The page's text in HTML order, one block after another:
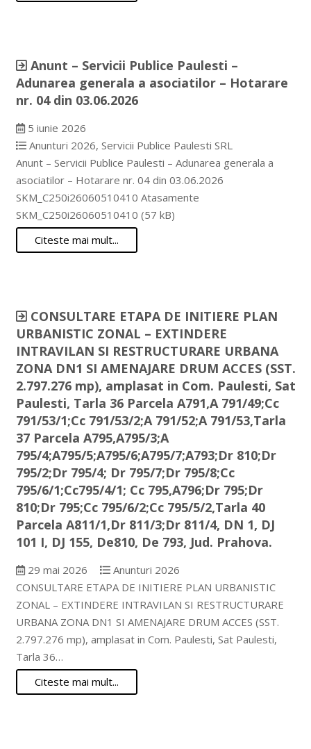
Anunt – Servicii Publice Paulesti –
Adunarea generala a asociatilor – Hotarare
nr. 04 din 03.06.2026
5 iunie 2026
Anunturi 2026, Servicii Publice Paulesti SRL
Anunt – Servicii Publice Paulesti – Adunarea generala a
asociatilor – Hotarare nr. 04 din 03.06.2026
SKM_C250i26060510410 Atasamente
SKM_C250i26060510410 (57 kB)
Citeste mai mult...
CONSULTARE ETAPA DE INITIERE PLAN
URBANISTIC ZONAL – EXTINDERE
INTRAVILAN SI RESTRUCTURARE URBANA
ZONA DN1 SI AMENAJARE DRUM ACCES (SST.
2.797.276 mp), amplasat in Com. Paulesti, Sat
Paulesti, Tarla 36 Parcela A791,A 791/49;Cc
791/53/1;Cc 791/53/2;A 791/52;A 791/53,Tarla
37 Parcela A795,A795/3;A
795/4;A795/5;A795/6;A795/7;A793;Dr 810;Dr
795/2;Dr 795/4; Dr 795/7;Dr 795/8;Cc
795/6/1;Cc795/4/1; Cc 795,A796;Dr 795;Dr
810;Dr 795;Cc 795/6/2;Cc 795/5/2,Tarla 40
Parcela A811/1,Dr 811/3;Dr 811/4, DN 1, DJ
101 I, DJ 155, De810, De 793, Jud. Prahova.
29 mai 2026
Anunturi 2026
CONSULTARE ETAPA DE INITIERE PLAN URBANISTIC
ZONAL – EXTINDERE INTRAVILAN SI RESTRUCTURARE
URBANA ZONA DN1 SI AMENAJARE DRUM ACCES (SST.
2.797.276 mp), amplasat in Com. Paulesti, Sat Paulesti,
Tarla 36…
Citeste mai mult...